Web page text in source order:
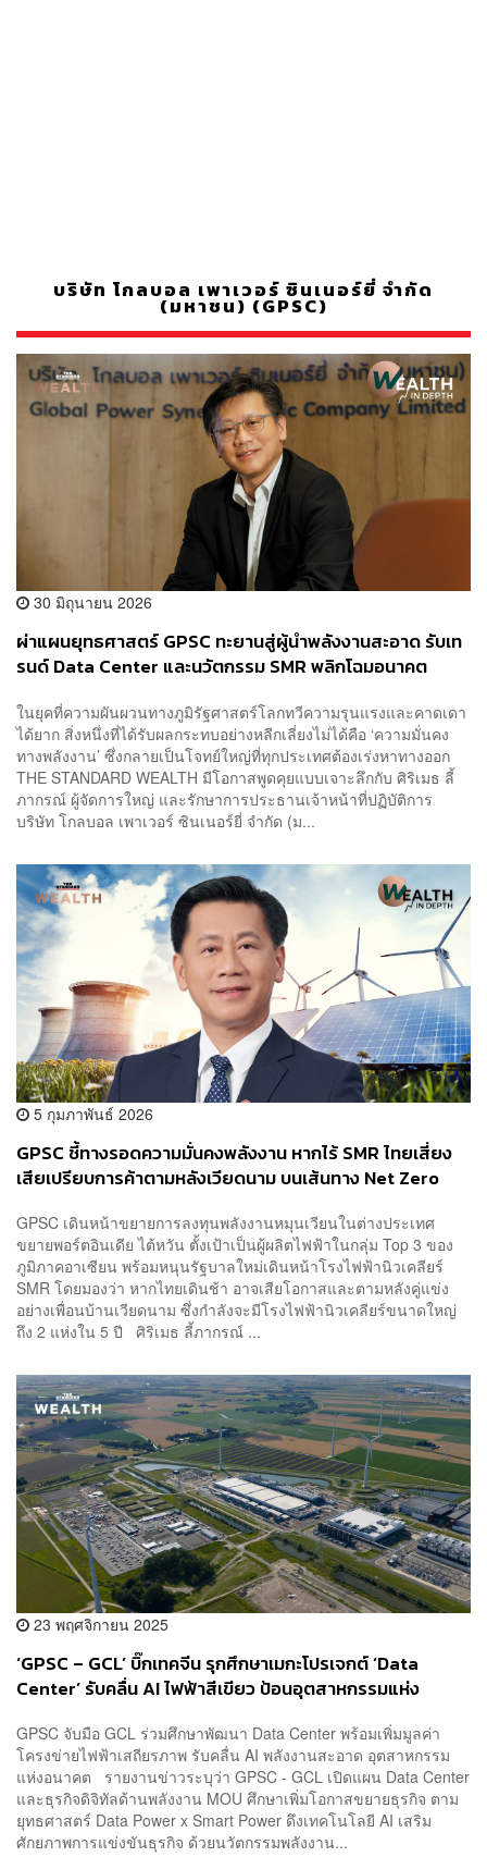
บริษัท โกลบอล เพาเวอร์ ซินเนอร์ยี่ จำกัด
(มหาชน) (GPSC)
30 มิถุนายน 2026
ผ่าแผนยุทธศาสตร์ GPSC ทะยานสู่ผู้นำพลังงานสะอาด รับเท
รนด์ Data Center และนวัตกรรม SMR พลิกโฉมอนาคต
ในยุคที่ความผันผวนทางภูมิรัฐศาสตร์โลกทวีความรุนแรงและคาดเดา
ได้ยาก สิ่งหนึ่งที่ได้รับผลกระทบอย่างหลีกเลี่ยงไม่ได้คือ ‘ความมั่นคง
ทางพลังงาน’ ซึ่งกลายเป็นโจทย์ใหญ่ที่ทุกประเทศต้องเร่งหาทางออก
THE STANDARD WEALTH มีโอกาสพูดคุยแบบเจาะลึกกับ ศิริเมธ ลี้
ภากรณ์ ผู้จัดการใหญ่ และรักษาการประธานเจ้าหน้าที่ปฏิบัติการ
บริษัท โกลบอล เพาเวอร์ ซินเนอร์ยี่ จำกัด (ม...
5 กุมภาพันธ์ 2026
GPSC ชี้ทางรอดความมั่นคงพลังงาน หากไร้ SMR ไทยเสี่ยง
เสียเปรียบการค้าตามหลังเวียดนาม บนเส้นทาง Net Zero
GPSC เดินหน้าขยายการลงทุนพลังงานหมุนเวียนในต่างประเทศ
ขยายพอร์ตอินเดีย ไต้หวัน ตั้งเป้าเป็นผู้ผลิตไฟฟ้าในกลุ่ม Top 3 ของ
ภูมิภาคอาเซียน พร้อมหนุนรัฐบาลใหม่เดินหน้าโรงไฟฟ้านิวเคลียร์
SMR โดยมองว่า หากไทยเดินช้า อาจเสียโอกาสและตามหลังคู่แข่ง
อย่างเพื่อนบ้านเวียดนาม ซึ่งกำลังจะมีโรงไฟฟ้านิวเคลียร์ขนาดใหญ่
ถึง 2 แห่งใน 5 ปี ศิริเมธ ลี้ภากรณ์ ...
23 พฤศจิกายน 2025
‘GPSC – GCL’ บิ๊กเทคจีน รุกศึกษาเมกะโปรเจกต์ ‘Data
Center’ รับคลื่น AI ไฟฟ้าสีเขียว ป้อนอุตสาหกรรมแห่ง
GPSC จับมือ GCL ร่วมศึกษาพัฒนา Data Center พร้อมเพิ่มมูลค่า
โครงข่ายไฟฟ้าเสถียรภาพ รับคลื่น AI พลังงานสะอาด อุตสาหกรรม
แห่งอนาคต รายงานข่าวระบุว่า GPSC - GCL เปิดแผน Data Center
และธุรกิจดิจิทัลด้านพลังงาน MOU ศึกษาเพิ่มโอกาสขยายธุรกิจ ตาม
ยุทธศาสตร์ Data Power x Smart Power ดึงเทคโนโลยี AI เสริม
ศักยภาพการแข่งขันธุรกิจ ด้วยนวัตกรรมพลังงาน...